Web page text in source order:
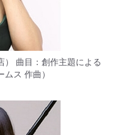
曲目：創作主題による
ス 作曲）